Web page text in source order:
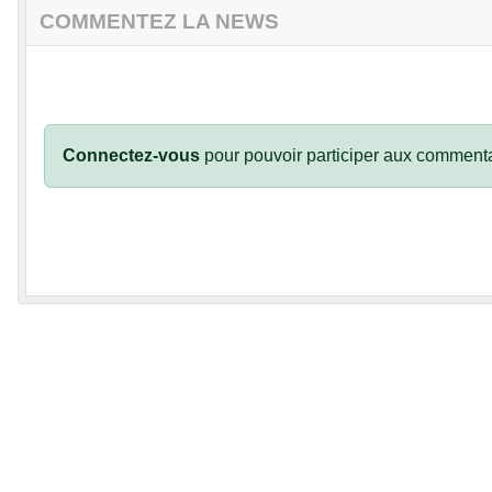
COMMENTEZ LA NEWS
Connectez-vous pour pouvoir participer aux